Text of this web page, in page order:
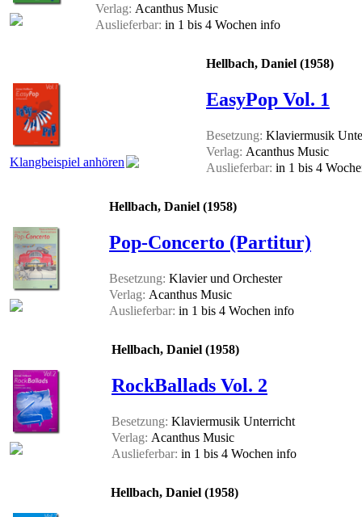
Verlag: Acanthus Music
Auslieferbar: in 1 bis 4 Wochen info
Klangbeispiel anhören
Hellbach, Daniel (1958)
EasyPop Vol. 1
Besetzung: Klaviermusik
Verlag: Acanthus Music
Auslieferbar: in 1 bis 4
Hellbach, Daniel (1958)
Pop-Concerto (Partitur)
Besetzung: Klavier und Orchester
Verlag: Acanthus Music
Auslieferbar: in 1 bis 4 Wochen info
Hellbach, Daniel (1958)
RockBallads Vol. 2
Besetzung: Klaviermusik Unterricht
Verlag: Acanthus Music
Auslieferbar: in 1 bis 4 Wochen info
Hellbach, Daniel (1958)